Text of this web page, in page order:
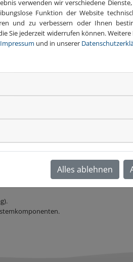
nicht mehr erforderlich Die Kosten für
Deckschicht aufgebracht werden.
an jeder Stelle des Bodens möglich.
beste Leistungsdaten in den
verwenden wir verschiedene
Funktion der Website
und zu verbessern oder Ihnen
Sie jederzeit widerrufen können.
Impressum und in unserer
Alles ablehnen